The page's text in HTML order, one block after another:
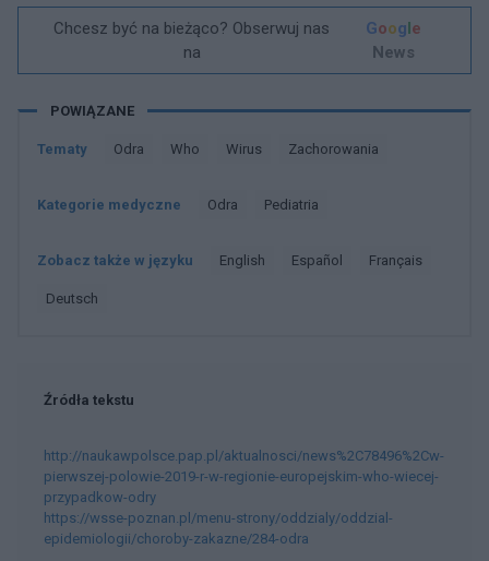
Chcesz być na bieżąco? Obserwuj nas
na
Google
News
POWIĄZANE
Tematy Odra Who Wirus Zachorowania
Kategorie medyczne Odra Pediatria
Zobacz także w języku english español français
deutsch
Źródła tekstu
http://naukawpolsce.pap.pl/aktualnosci/news%2C78496%2Cw-
pierwszej-polowie-2019-r-w-regionie-europejskim-who-wiecej-
przypadkow-odry
https://wsse-poznan.pl/menu-strony/oddzialy/oddzial-
epidemiologii/choroby-zakazne/284-odra